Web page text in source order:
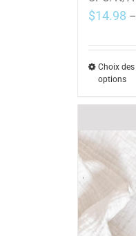
$14.98 –
Choix des
options